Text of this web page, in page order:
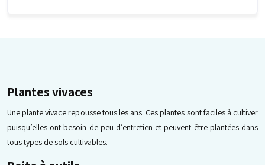
Plantes vivaces
Une plante vivace repousse tous les ans. Ces plantes sont faciles à cultiver
puisqu’elles ont besoin de peu d’entretien et peuvent être plantées dans
tous types de sols cultivables.